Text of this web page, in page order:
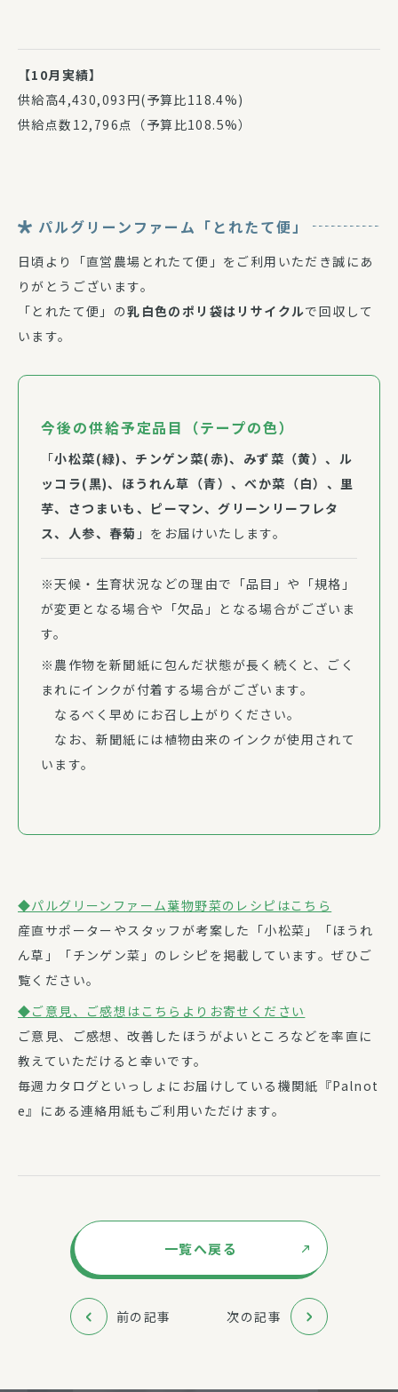
【10月実績】
供給高4,430,093円(予算比118.4%)
供給点数12,796点（予算比108.5%）
パルグリーンファーム「とれたて便」
日頃より「直営農場とれたて便」をご利用いただき誠にあ
りがとうございます。
「とれたて便」の乳白色のポリ袋はリサイクルで回収して
います。
今後の供給予定品目（テープの色）
「小松菜(緑)、チンゲン菜(赤)、みず菜（黄）、ル
ッコラ(黒)、ほうれん草（青）、べか菜（白）、里
芋、さつまいも、ピーマン、グリーンリーフレタ
ス、人参、春菊 」をお届けいたします。
※天候・生育状況などの理由で「品目」や「規格」
が変更となる場合や「欠品」となる場合がございま
す。
※農作物を新聞紙に包んだ状態が長く続くと、ごく
まれにインクが付着する場合がございます。
なるべく早めにお召し上がりください。
なお、新聞紙には植物由来のインクが使用されて
います。
◆パルグリーンファーム葉物野菜のレシピはこちら
産直サポーターやスタッフが考案した「小松菜」「ほうれ
ん草」「チンゲン菜」のレシピを掲載しています。ぜひご
覧ください。
◆ご意見、ご感想はこちらよりお寄せください
ご意見、ご感想、改善したほうがよいところなどを率直に
教えていただけると幸いです。
毎週カタログといっしょにお届けしている機関紙『Palnot
e』にある連絡用紙もご利用いただけます。
一覧へ戻る
前の記事 次の記事